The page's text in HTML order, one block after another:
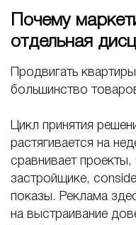
Почему
отдельная
Продвигать
большинство
Цикл принятия
растягивается на
сравнивает
застройщике,
показы. Реклама
на выстраивание